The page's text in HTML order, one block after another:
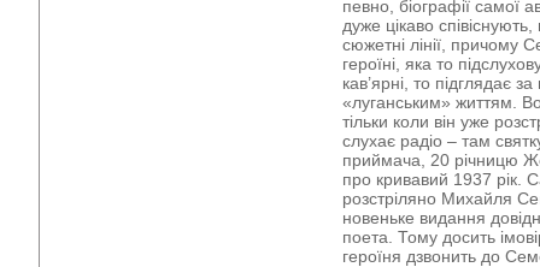
певно, біографії самої
дуже цікаво
сюжетні лінії, причому
героїні, яка то
кав’ярні, то підглядає
«луганським» життям.
тільки коли він уже
слухає радіо – там
приймача, 20 річницю
про кривавий 1937 рік.
розстріляно Михайля
новеньке видання
поета. Тому досить
героїня дзвонить до